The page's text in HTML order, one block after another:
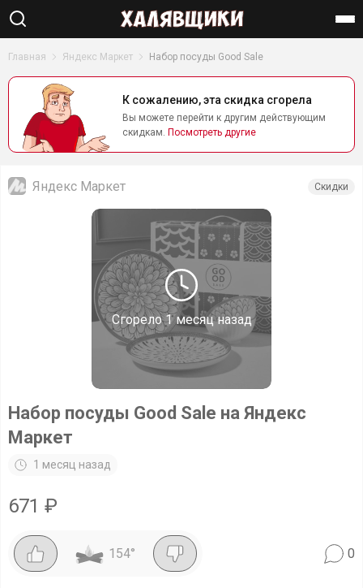
Главная Яндекс Маркет Набор посуды Good Sale
К сожалению, эта скидка сгорела
Вы можете перейти к другим действующим
скидкам. Посмотреть другие
Сгорело1 месяц назад
Яндекс Маркет Скидки
Набор посуды Good Sale на Яндекс
Маркет
1 месяц назад
671 ₽
154° 0